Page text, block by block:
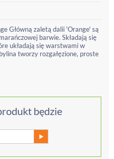
Główną zaletą dalii 'Orange' są
barwie. Składają się
układają się warstwami w
tworzy rozgałęzione, proste
będzie